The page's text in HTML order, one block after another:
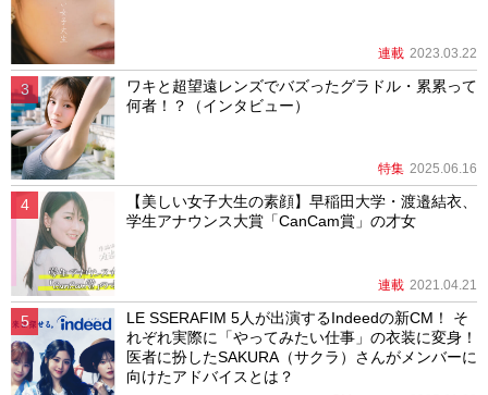
連載 2023.03.22
ワキと超望遠レンズでバズったグラドル・累累って
何者！？（インタビュー）
特集 2025.06.16
【美しい女子大生の素顔】早稲田大学・渡邉結衣、
学生アナウンス大賞「CanCam賞」の才女
連載 2021.04.21
LE SSERAFIM 5人が出演するIndeedの新CM！ そ
れぞれ実際に「やってみたい仕事」の衣装に変身！
医者に扮したSAKURA（サクラ）さんがメンバーに
向けたアドバイスとは？